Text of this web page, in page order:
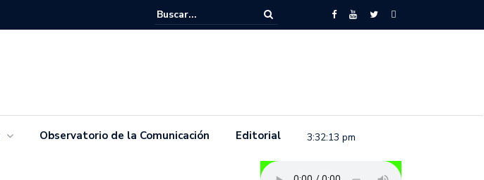
Movimiento feminista se pronuncia previo a la conmemoración del 8 de marzo
Salvador.
Observatorio de la Comunicación Editorial 3:32:14 pm